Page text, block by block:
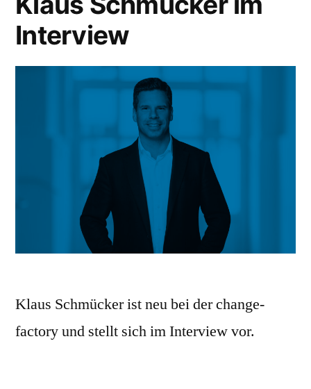
Interview
Klaus Schmücker ist neu bei der change-
factory und stellt sich im Interview vor.